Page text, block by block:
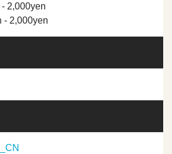
2,000yen
- 2,000yen